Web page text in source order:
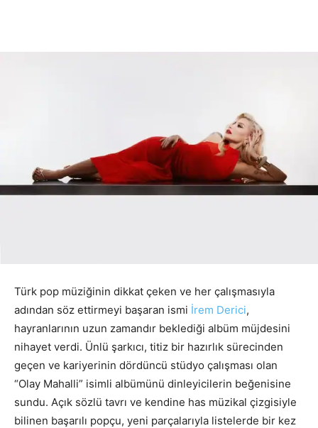
Türk pop müziğinin dikkat çeken ve her çalışmasıyla
adından söz ettirmeyi başaran ismi İrem Derici,
hayranlarının uzun zamandır beklediği albüm müjdesini
nihayet verdi. Ünlü şarkıcı, titiz bir hazırlık sürecinden
geçen ve kariyerinin dördüncü stüdyo çalışması olan
“Olay Mahalli” isimli albümünü dinleyicilerin beğenisine
sundu. Açık sözlü tavrı ve kendine has müzikal çizgisiyle
bilinen başarılı popçu, yeni parçalarıyla listelerde bir kez